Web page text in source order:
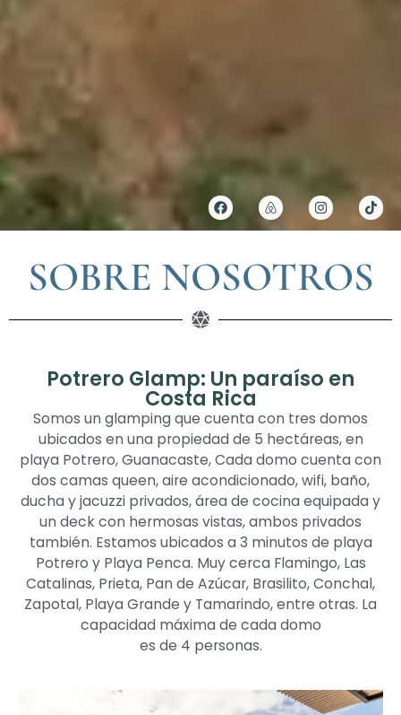
SOBRE NOSOTROS
Potrero Glamp: Un paraíso en
Costa Rica
Somos un glamping que cuenta con tres domos
ubicados en una propiedad de 5 hectáreas, en
playa Potrero, Guanacaste, Cada domo cuenta con
dos camas queen, aire acondicionado, wifi, baño,
ducha y jacuzzi privados, área de cocina equipada y
un deck con hermosas vistas, ambos privados
también. Estamos ubicados a 3 minutos de playa
Potrero y Playa Penca. Muy cerca Flamingo, Las
Catalinas, Prieta, Pan de Azúcar, Brasilito, Conchal,
Zapotal, Playa Grande y Tamarindo, entre otras. La
capacidad máxima de cada domo
es de 4 personas.